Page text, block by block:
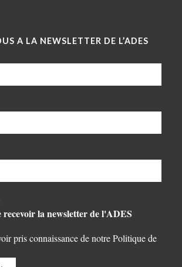
A LA NEWSLETTER DE L’ADES
recevoir la newsletter de l'ADES
pris connaissance de notrePolitique de